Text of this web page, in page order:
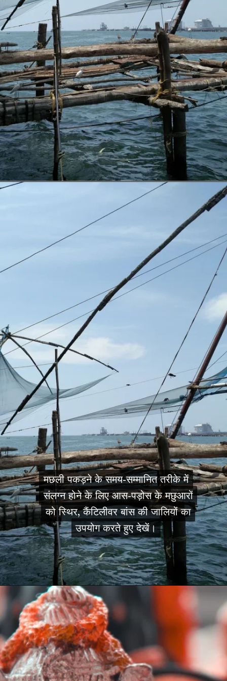
मछली पकड़ने के समय-सम्मानित तरीके में
संलग्न होने के लिए आस-पड़ोस के मछुआरों
को स्थिर, कैंटिलीवर बांस की जालियों का
उपयोग करते हुए देखें।
मछली पकड़ने के समय-सम्मानित तरीके में
संलग्न होने के लिए आस-पड़ोस के मछुआरों
को स्थिर, कैंटिलीवर बांस की जालियों का
उपयोग करते हुए देखें।